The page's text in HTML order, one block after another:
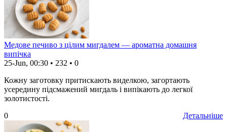
Медове печиво з цілим мигдалем — ароматна домашня
випічка
25-Jun, 00:30 • 232 • 0
Кожну заготовку притискають виделкою, загортають
усередину підсмажений мигдаль і випікають до легкої
золотистості.
Детальніше
0